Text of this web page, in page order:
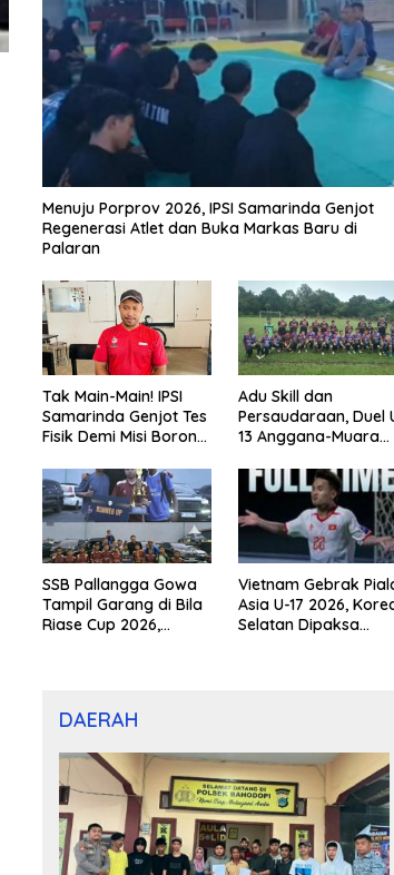
Menuju Porprov 2026, IPSI Samarinda Genjot
Regenerasi Atlet dan Buka Markas Baru di
Palaran
Tak Main-Main! IPSI
Samarinda Genjot Tes
Fisik Demi Misi Borong
Kaltim 2026
Adu Skill dan
Persaudaraan, Duel
13 Anggana-Muara
Meriah
SSB Pallangga Gowa
Tampil Garang di Bila
Riase Cup 2026,
Vietnam Gebrak
Asia U-17 2026,
Selatan Dipaksa
DAERAH